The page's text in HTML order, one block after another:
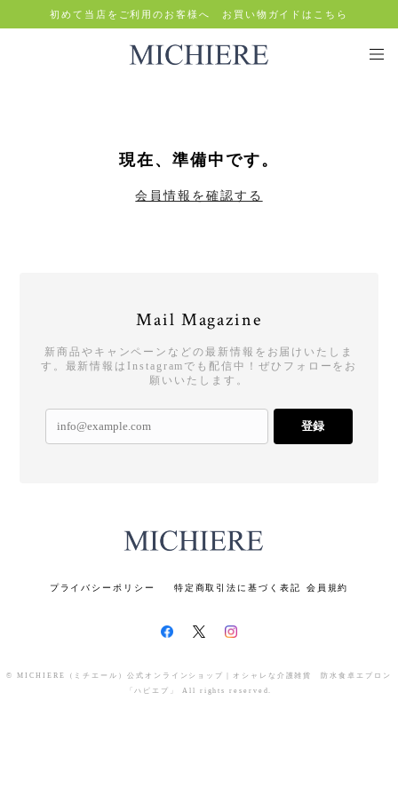
初めて当店をご利用のお客様へ お買い物ガイドはこちら
現在、準備中です。
会員情報を確認する
Mail Magazine
新商品やキャンペーンなどの最新情報をお届けいたしま
す。最新情報はInstagramでも配信中！ぜひフォローをお
願いいたします。
登録
プライバシーポリシー 特定商取引法に基づく表記 会員規約
© MICHIERE（ミチエール）公式オンラインショップ｜オシャレな介護雑貨 防水食卓エプロン
「ハピエプ」 All rights reserved.